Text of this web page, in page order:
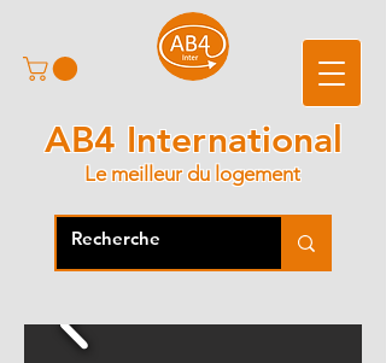
AB4 International
Le meilleur du logement